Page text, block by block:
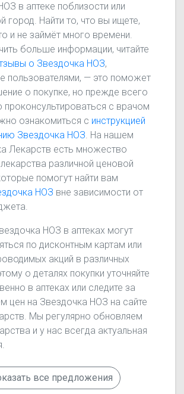
в аптеке поблизости или
город. Найти то, что вы ищете,
и не займёт много времени.
больше информации, читайте
о Звездочка НОЗ,
пользователями, — это поможет
о покупке, но прежде всего
проконсультироваться с врачом
ознакомиться с инструкцией
Звездочка НОЗ . На нашем
Лекарств есть множество
различной ценовой
помогут найти вам
НОЗ вне зависимости от
НОЗ в аптеках могут
по дисконтным картам или
акций в различных
о деталях покупки уточняйте
в аптеках или следите за
цен на Звездочка НОЗ на сайте
Мы регулярно обновляем
и у нас всегда актуальная
все предложения